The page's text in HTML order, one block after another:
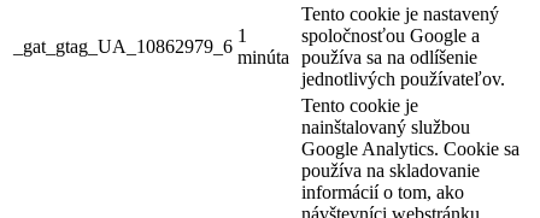
_gat_gtag_UA_10862979_6
1
minúta
Tento cookie je nastavený
spoločnosťou Google a
používa sa na odlíšenie
jednotlivých používateľov.
Tento cookie je
nainštalovaný službou
Google Analytics. Cookie sa
používa na skladovanie
informácií o tom, ako